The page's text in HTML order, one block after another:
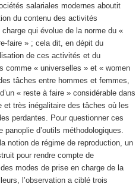
salariales modernes aboutit
du contenu des activités
qui évolue de la norme du «
faire » ; cela dit, en dépit du
de ces activités et du
comme « universelles » et « women
tâches entre hommes et femmes,
« reste à faire » considérable dans
et très inégalitaire des tâches où les
perdantes. Pour questionner ces
d’outils méthodologiques.
notion de régime de reproduction, un
pour rendre compte de
modes de prise en charge de la
l’observation a ciblé trois